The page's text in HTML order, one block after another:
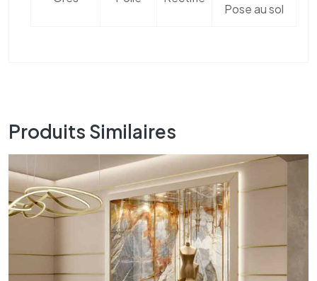
Pose au sol
Produits Similaires